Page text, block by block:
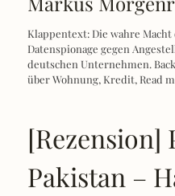
Klappentext: Die wahre
Datenspionage gegen
deutschen Unternehmen.
über Wohnung, Kredit, Read
[Rezension]
Pakistan –